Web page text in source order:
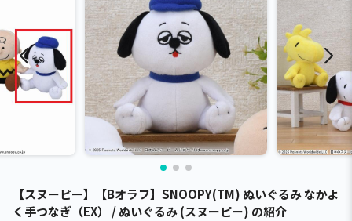
【スヌーピー】【Bオラフ】SNOOPY(TM) ぬいぐるみ なかよ
く手つなぎ（EX） / ぬいぐるみ (スヌーピー) の紹介